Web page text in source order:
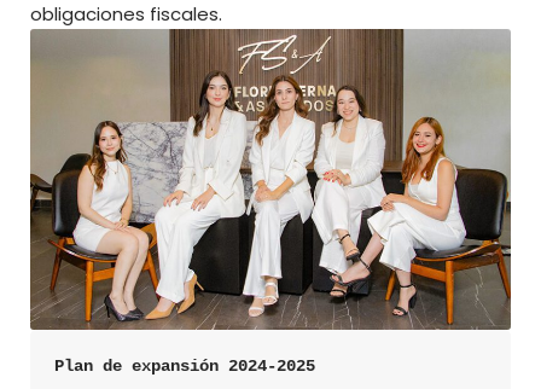
obligaciones fiscales.
Plan de expansión 2024-2025